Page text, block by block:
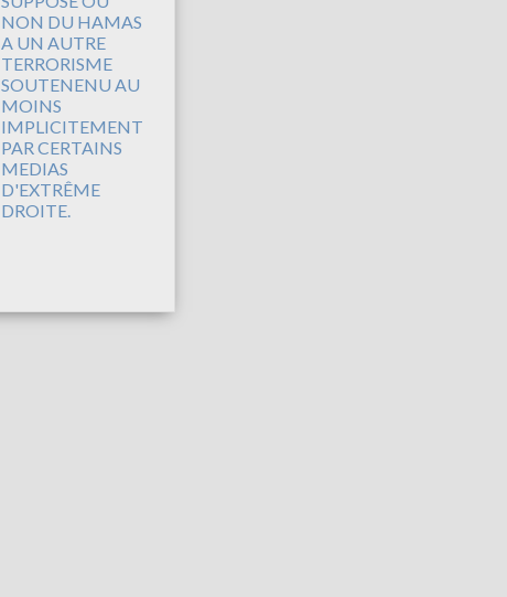
NON DU HAMAS
A UN AUTRE
TERRORISME
SOUTENENU AU
MOINS
IMPLICITEMENT
PAR CERTAINS
MEDIAS
D'EXTRÊME
DROITE.